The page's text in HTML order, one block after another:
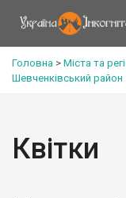
Головна > Міста та
Шевченківський район
Квітки